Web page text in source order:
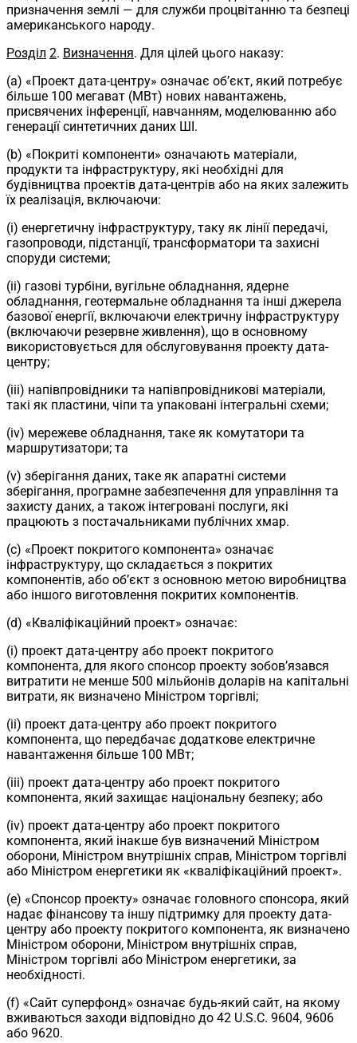
призначення землі — для служби процвітанню та безпеці
американського народу.
Розділ 2. Визначення. Для цілей цього наказу:
(a) «Проект дата-центру» означає об’єкт, який потребує
більше 100 мегават (МВт) нових навантажень,
присвячених інференції, навчанням, моделюванню або
генерації синтетичних даних ШІ.
(b) «Покриті компоненти» означають матеріали,
продукти та інфраструктуру, які необхідні для
будівництва проектів дата-центрів або на яких залежить
їх реалізація, включаючи:
(i) енергетичну інфраструктуру, таку як лінії передачі,
газопроводи, підстанції, трансформатори та захисні
споруди системи;
(ii) газові турбіни, вугільне обладнання, ядерне
обладнання, геотермальне обладнання та інші джерела
базової енергії, включаючи електричну інфраструктуру
(включаючи резервне живлення), що в основному
використовується для обслуговування проекту дата-
центру;
(iii) напівпровідники та напівпровідникові матеріали,
такі як пластини, чіпи та упаковані інтегральні схеми;
(iv) мережеве обладнання, таке як комутатори та
маршрутизатори; та
(v) зберігання даних, таке як апаратні системи
зберігання, програмне забезпечення для управління та
захисту даних, а також інтегровані послуги, які
працюють з постачальниками публічних хмар.
(c) «Проект покритого компонента» означає
інфраструктуру, що складається з покритих
компонентів, або об’єкт з основною метою виробництва
або іншого виготовлення покритих компонентів.
(d) «Кваліфікаційний проект» означає:
(i) проект дата-центру або проект покритого
компонента, для якого спонсор проекту зобов’язався
витратити не менше 500 мільйонів доларів на капітальні
витрати, як визначено Міністром торгівлі;
(ii) проект дата-центру або проект покритого
компонента, що передбачає додаткове електричне
навантаження більше 100 МВт;
(iii) проект дата-центру або проект покритого
компонента, який захищає національну безпеку; або
(iv) проект дата-центру або проект покритого
компонента, який інакше був визначений Міністром
оборони, Міністром внутрішніх справ, Міністром торгівлі
або Міністром енергетики як «кваліфікаційний проект».
(e) «Спонсор проекту» означає головного спонсора, який
надає фінансову та іншу підтримку для проекту дата-
центру або проекту покритого компонента, як визначено
Міністром оборони, Міністром внутрішніх справ,
Міністром торгівлі або Міністром енергетики, за
необхідності.
(f) «Сайт суперфонд» означає будь-який сайт, на якому
вживаються заходи відповідно до 42 U.S.C. 9604, 9606
або 9620.